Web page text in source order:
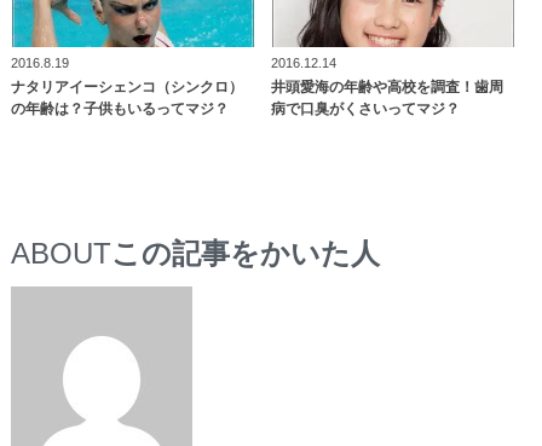
2016.8.19
ナタリアイーシェンコ（シンクロ）
の年齢は？子供もいるってマジ？
2016.12.14
井頭愛海の年齢や高校を調査！歯周
病で口臭がくさいってマジ？
ABOUTこの記事をかいた人